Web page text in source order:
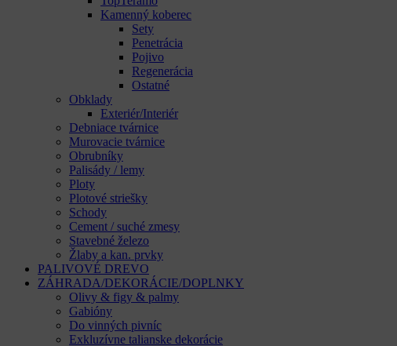
Kamenný koberec
Sety
Penetrácia
Pojivo
Regenerácia
Ostatné
Obklady
Exteriér/Interiér
Debniace tvárnice
Murovacie tvárnice
Obrubníky
Palisády / lemy
Ploty
Plotové striešky
Schody
Cement / suché zmesy
Stavebné železo
Žlaby a kan. prvky
PALIVOVÉ DREVO
ZÁHRADA/DEKORÁCIE/DOPLNKY
Olivy & figy & palmy
Gabióny
Do vinných pivníc
Exkluzívne talianske dekorácie